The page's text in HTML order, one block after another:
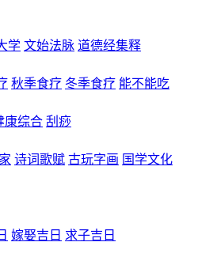
学 文始法脉 道德经集释
秋季食疗 冬季食疗 能不能吃
康综合 刮痧
诗词歌赋 古玩字画 国学文化
嫁娶吉日 求子吉日